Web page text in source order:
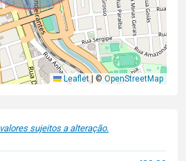
Leaflet ©OpenStreetMap
valores sujeitos a alteração.